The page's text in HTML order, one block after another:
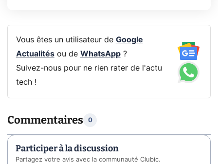
Vous êtes un utilisateur de Google
Actualitésou de WhatsApp?
Suivez-nous pour ne rien rater de l'actu
tech !
Commentaires 0
Participer à la discussion
Partagez votre avis avec la communauté Clubic.